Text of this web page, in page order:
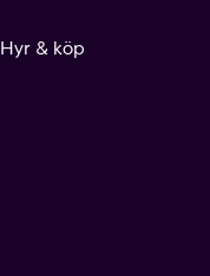
Hyr & köp